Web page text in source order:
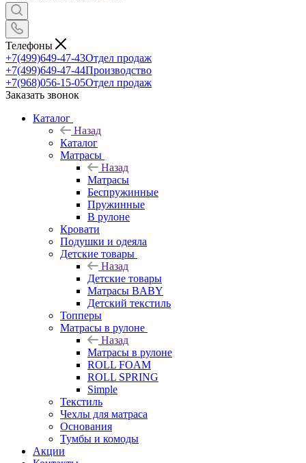
Телефоны
+7(499)649-47-43Отдел продаж
+7(499)649-47-44Производство
+7(968)056-15-05Отдел продаж
Заказать звонок
Каталог
Назад
Каталог
Матрасы
Назад
Матрасы
Беспружинные
Пружинные
В рулоне
Кровати
Подушки и одеяла
Детские товары
Назад
Детские товары
Матрасы BABY
Детский текстиль
Топперы
Матрасы в рулоне
Назад
Матрасы в рулоне
ROLL FOAM
ROLL SPRING
Simple
Текстиль
Чехлы для матраса
Основания
Тумбы и комоды
Акции